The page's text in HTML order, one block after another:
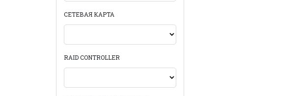
СЕТЕВАЯ КАРТА
RAID CONTROLLER